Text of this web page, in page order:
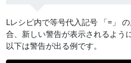
Lレシピ内で等号代入記号 「=」
合、新しい警告が表示されるよう
以下は警告が出る例です。